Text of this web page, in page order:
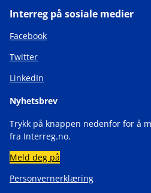
Interreg på sosiale medier
Facebook
Twitter
LinkedIn
Nyhetsbrev
Trykk på knappen nedenfor for å
fra Interreg.no.
Meld deg på
Personvernerklæring